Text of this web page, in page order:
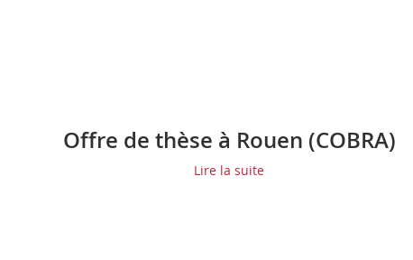
Offre de thèse à Rouen (COBRA)
Lire la suite